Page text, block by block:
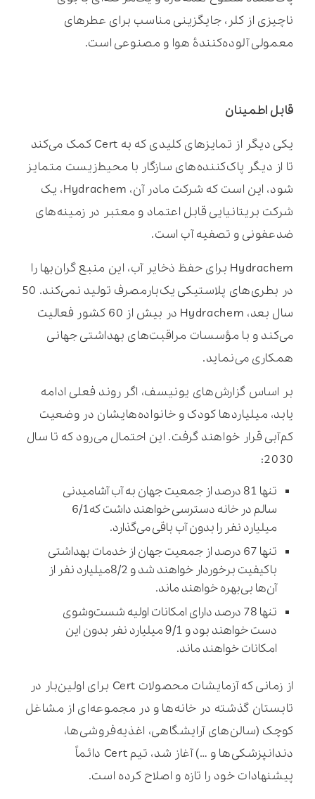
ناچیزی از کلر، جایگزینی مناسب برای عطرهای
معمولی آلوده‌کنندۀ هوا و مصنوعی است.
قابل اطمینان
یکی دیگر از تمایزهای کلیدی که به Cert کمک می‌کند
تا از دیگر پاک‌کننده‌های سازگار با محیط‌زیست متمایز
شود، این است که شرکت مادر آن، Hydrachem، یک
شرکت بریتانیایی قابل اعتماد و معتبر در زمینه‌های
ضدعفونی و تصفیه آب است.
Hydrachem برای حفظ ذخایر آب، این منبع گران‌بها را
در بطری‌های پلاستیکی یک‌بارمصرف تولید نمی‌کند. 50
سال بعد، Hydrachem در بیش از 60 کشور فعالیت
می‌کند و با مؤسسات مراقبت‌های بهداشتی جهانی
همکاری می‌نماید.
بر اساس گزارش‌های یونیسف، اگر روند فعلی ادامه
یابد، میلیاردها کودک و خانواده‌هایشان در وضعیت
کم‌آبی قرار خواهند گرفت. این احتمال می‌رود که تا سال
2030:
تنها 81 درصد از جمعیت جهان به آب آشامیدنی
سالم در خانه دسترسی خواهند داشت که6/1
میلیارد نفر را بدون آب باقی می‌گذارد.
تنها 67 درصد از جمعیت جهان از خدمات بهداشتی
باکیفیت برخوردار خواهند شد و 8/2میلیارد نفر از
آن‌ها بی‌بهره خواهند ماند.
تنها 78 درصد دارای امکانات اولیه شست‌وشوی
دست خواهند بود و 9/1 میلیارد نفر بدون این
امکانات خواهند ماند.
از زمانی که آزمایشات محصولات Cert برای اولین‌بار در
تابستان گذشته در خانه‌ها و در مجموعه‌ای از مشاغل
کوچک (سالن‌های آرایشگاهی، اغذیه‌فروشی‌ها،
دندانپزشکی‌ها و …) آغاز شد، تیم Cert دائماً
پیشنهادات خود را تازه و اصلاح کرده است.